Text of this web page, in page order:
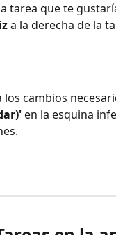
tarea que te
a la derecha de la
los cambios
en la esquina